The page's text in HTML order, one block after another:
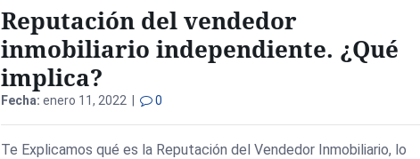
Reputación del vendedor
inmobiliario independiente. ¿Qué
implica?
Fecha: enero 11, 2022 | 0
Te Explicamos qué es la Reputación del Vendedor Inmobiliario, lo